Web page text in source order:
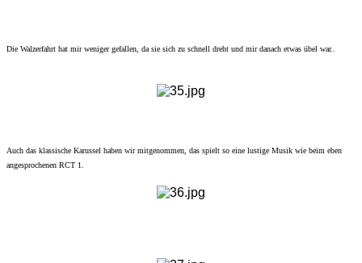
Die Walzerfahrt hat mir weniger gefallen, da sie sich zu schnell dreht und mir danach etwas übel war..
Auch das klassische Karussel haben wir mitgenommen, das spielt so eine lustige Musik wie beim eben
angesprochenen RCT 1.